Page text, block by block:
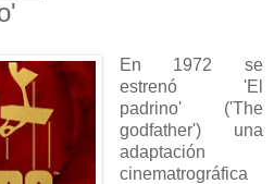
En 1972 se
estrenó 'El
padrino' ('The
godfather') una
adaptación
cinematrográfica